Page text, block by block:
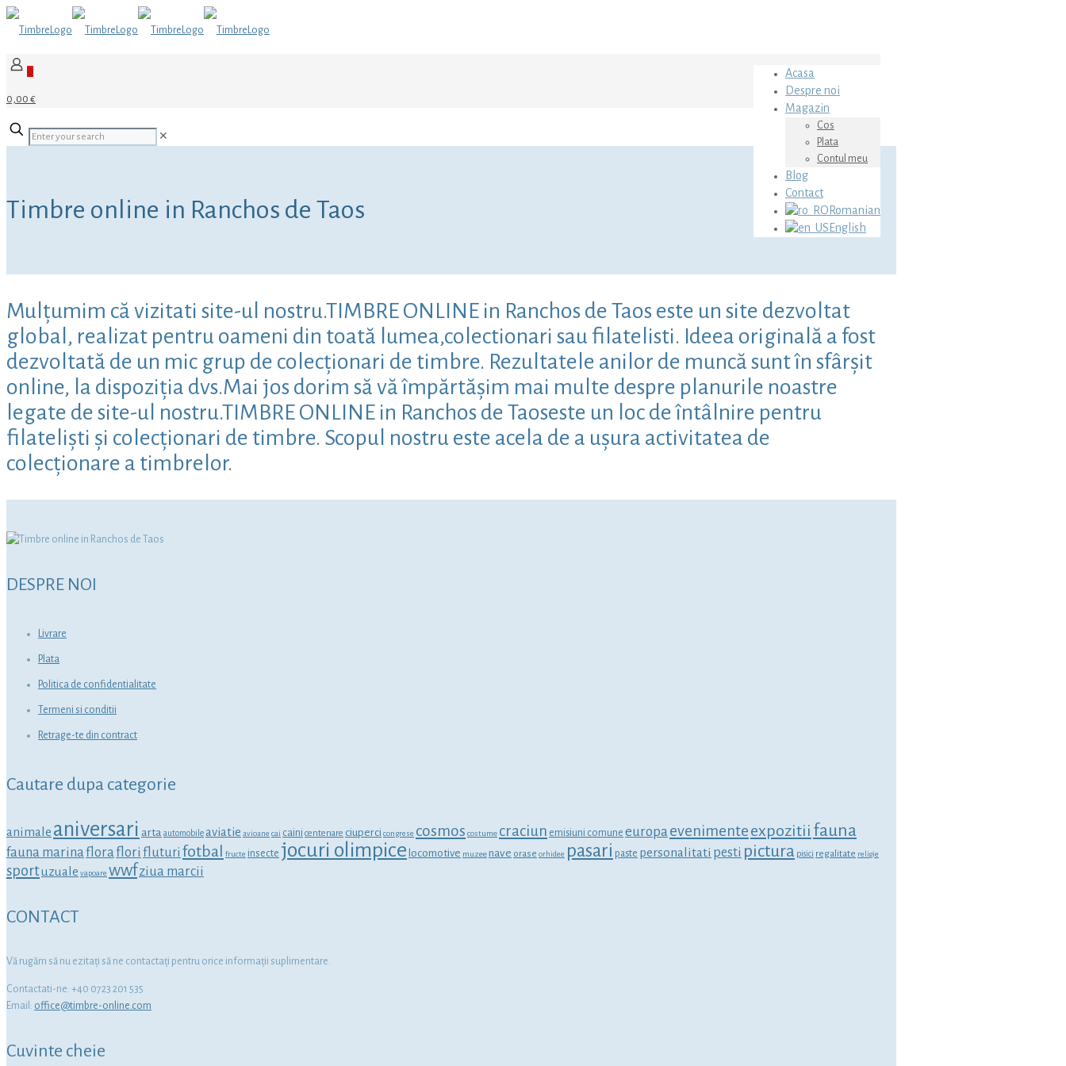
Acasa
Despre noi
Magazin
Cos
Plata
Contul meu
Blog
Contact
Romanian
English
0
0,00 €
✕
Timbre online in Ranchos de Taos
Mulțumim că vizitati site-ul nostru.TIMBRE ONLINE in Ranchos de Taos este un site dezvoltat
global, realizat pentru oameni din toată lumea,colectionari sau filatelisti. Ideea originală a fost
dezvoltată de un mic grup de colecționari de timbre. Rezultatele anilor de muncă sunt în sfârșit
online, la dispoziția dvs.Mai jos dorim să vă împărtășim mai multe despre planurile noastre
legate de site-ul nostru.TIMBRE ONLINE in Ranchos de Taoseste un loc de întâlnire pentru
filateliști și colecționari de timbre. Scopul nostru este acela de a ușura activitatea de
colecționare a timbrelor.
DESPRE NOI
Livrare
Plata
Politica de confidentialitate
Termeni si conditii
Retrage-te din contract
Cautare dupa categorie
animale aniversari arta automobile aviatie avioane cai caini centenare ciuperci congrese cosmos costume craciun emisiuni comune europa evenimenteexpozitii fauna
fauna marinafloraflori fluturi fotbal fructe insecte jocuri olimpice locomotive muzeenave orase orhidee pasari paste personalitati pesti pictura pisici regalitate religie
sportuzuale vapoare wwfziua marcii
CONTACT
Vă rugăm să nu ezitaţi să ne contactaţi pentru orice informaţii suplimentare.
Contactati-ne: +40 0723 201 535
Email: office@timbre-online.com
Cuvinte cheie